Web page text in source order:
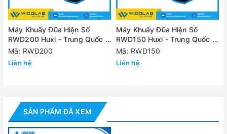
Đường kính
Chuck Grip
Φ 6 ~ 10mm, Khớp nối linh hoạt (Φ6 ~
Nhiệt độ và độ
ẩm cho phép
0 ~ 40 độ C, 80%RH
Khối lượng 3,5 kg
Công suất 250W
Máy Khuấy Đũa Hiện Số
RWD200 Huxi - Trung Quốc |
Tối Đa 100 Lít
Mã: RWD200
Liên hệ
Máy Khuấy Đũa Hiện Số
RWD150 Huxi - Trung Quốc |
Tối Đa 60 Lít
Mã: RWD150
Liên hệ
SẢN PHẨM ĐÃ XEM